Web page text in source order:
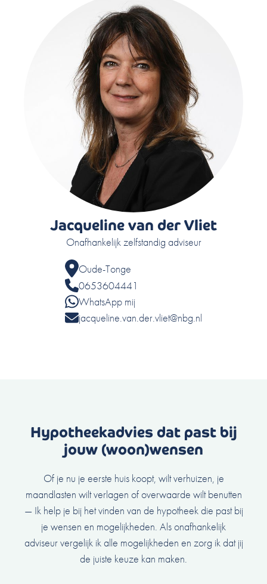
Jacqueline van der Vliet
Onafhankelijk zelfstandig adviseur
Oude-Tonge
0653604441
WhatsApp mij
jacqueline.van.der.vliet@nbg.nl
Hypotheekadvies dat past bij
jouw (woon)wensen
Of je nu je eerste huis koopt, wilt verhuizen, je
maandlasten wilt verlagen of overwaarde wilt benutten
— Ik help je bij het vinden van de hypotheek die past bij
je wensen en mogelijkheden. Als onafhankelijk
adviseur vergelijk ik alle mogelijkheden en zorg ik dat jij
de juiste keuze kan maken.